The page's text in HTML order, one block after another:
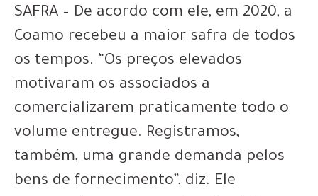
SAFRA – De acordo com ele, em 2020, a
Coamo recebeu a maior safra de todos
os tempos. “Os preços elevados
motivaram os associados a
comercializarem praticamente todo o
volume entregue. Registramos,
também, uma grande demanda pelos
bens de fornecimento”, diz. Ele